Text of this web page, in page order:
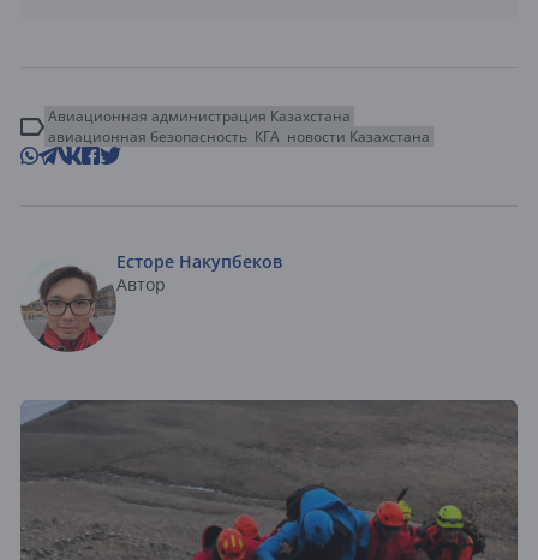
Авиационная администрация Казахстана
авиационная безопасность КГА новости Казахстана
Есторе Накупбеков
Автор